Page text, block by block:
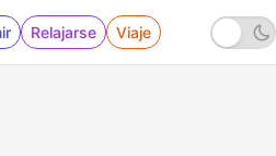
Relajarse Viaje